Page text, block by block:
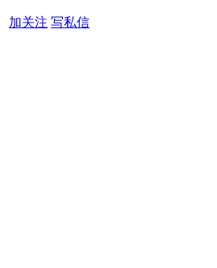
加关注 写私信